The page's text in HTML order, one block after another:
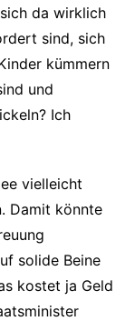
da wirklich
sind, sich
kümmern
und
Ich
vielleicht
Damit könnte
solide Beine
kostet ja Geld